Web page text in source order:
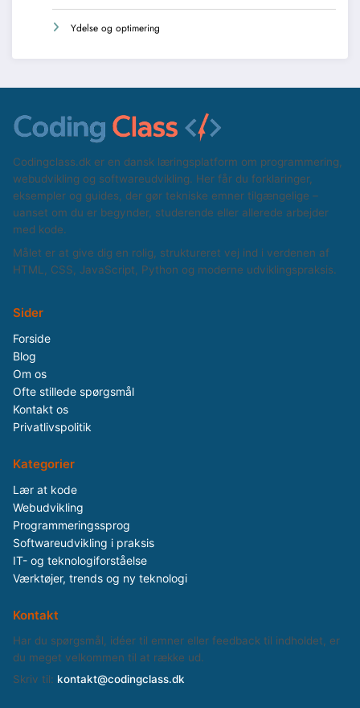
Ydelse og optimering
Codingclass.dk er en dansk læringsplatform om programmering,
webudvikling og softwareudvikling. Her får du forklaringer,
eksempler og guides, der gør tekniske emner tilgængelige –
uanset om du er begynder, studerende eller allerede arbejder
med kode.
Målet er at give dig en rolig, struktureret vej ind i verdenen af
HTML, CSS, JavaScript, Python og moderne udviklingspraksis.
Sider
Forside
Blog
Om os
Ofte stillede spørgsmål
Kontakt os
Privatlivspolitik
Kategorier
Lær at kode
Webudvikling
Programmeringssprog
Softwareudvikling i praksis
IT- og teknologiforståelse
Værktøjer, trends og ny teknologi
Kontakt
Har du spørgsmål, idéer til emner eller feedback til indholdet, er
du meget velkommen til at række ud.
Skriv til: kontakt@codingclass.dk